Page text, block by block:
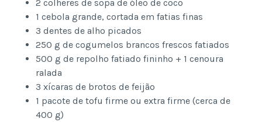
2 colheres de sopa de óleo de coco
1 cebola grande, cortada em fatias finas
3 dentes de alho picados
250 g de cogumelos brancos frescos fatiados
500 g de repolho fatiado fininho + 1 cenoura
ralada
3 xícaras de brotos de feijão
1 pacote de tofu firme ou extra firme (cerca de
400 g)